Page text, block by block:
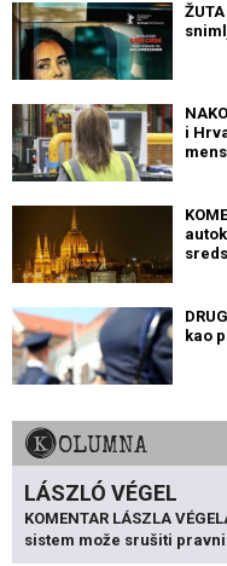
i
kao
KOLUMNA
LÁSZLÓ VÉGEL
KOMENTAR LÁSZLA
sistem može srušiti